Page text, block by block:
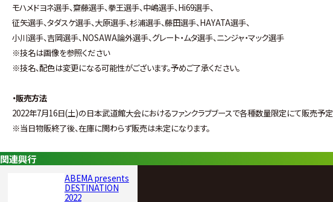
モハメドヨネ選手、齋藤選手、拳王選手、中嶋選手、Hi69選手、
征矢選手、タダスケ選手、大原選手、杉浦選手、藤田選手、HAYATA選手、
小川選手、吉岡選手、NOSAWA論外選手、グレート・ムタ選手、ニンジャ・マック選手
※技名は画像を参照ください
※技名、配色は変更になる可能性がございます。予めご了承ください。
・販売方法
2022年7月16日(土)の日本武道館大会におけるファンクラブブースで各種数量限定にて販売予定
※当日物販終了後、在庫に関わらず販売は未定になります。
関連興行
ABEMA presents
DESTINATION
2022